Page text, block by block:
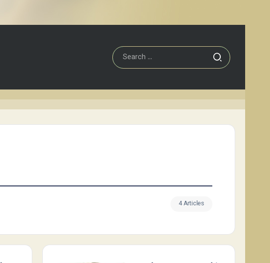
4 Articles